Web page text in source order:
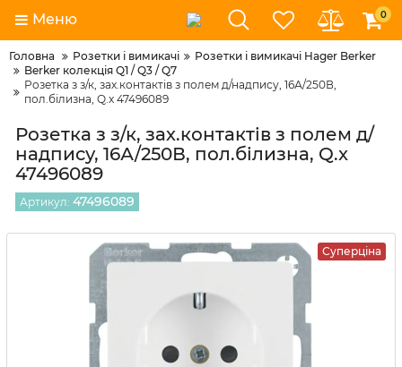
Меню 0
Головна Розетки і вимикачі
Розетки і вимикачі Hager Berker
Berker колекція Q1 / Q3 / Q7
Розетка з з/к, зах.контактів з полем д/надпису, 16А/250В,
пол.білизна, Q.x 47496089
Розетка з з/к, зах.контактів з полем д/
надпису, 16А/250В, пол.білизна, Q.x
47496089
Артикул: 47496089
Суперціна